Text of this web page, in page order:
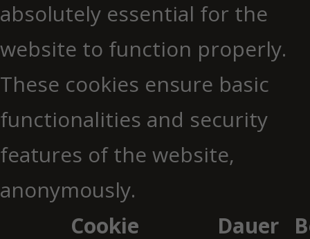
absolutely essential for the
website to function properly.
These cookies ensure basic
functionalities and security
features of the website,
anonymously.
Cookie
Dauer